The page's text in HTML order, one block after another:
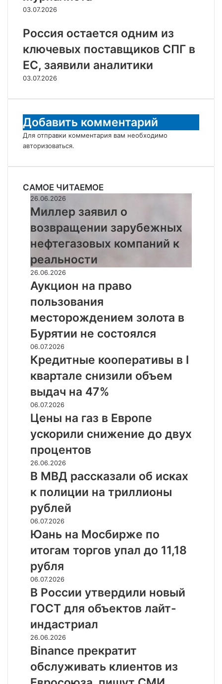
03.07.2026
Россия остается одним из
ключевых поставщиков СПГ в
ЕС, заявили аналитики
03.07.2026
Добавить комментарий
Для отправки комментария вам необходимо
авторизоваться.
САМОЕ ЧИТАЕМОЕ
Миллер
заявил
возвращении
зарубежных
нефтегазовых
компаний
к
реальности
26.06.2026
Миллер заявил о
возвращении зарубежных
нефтегазовых компаний к
реальности
Аукцион
на
право
пользования
месторождением
золота
в
Бурятии
не
состоялся
26.06.2026
Аукцион на право
пользования
месторождением золота в
Бурятии не состоялся
Кредитные
кооперативы
квартале
снизили
объем
выдач
47%
06.07.2026
Кредитные кооперативы в I
квартале снизили объем
выдач на 47%
Цены
на
газ
в
Европе
ускорили
снижение
до
процентов
06.07.2026
Цены на газ в Европе
ускорили снижение до двух
процентов
В
МВД
рассказали
об
исках
к
полиции
на
рублей
26.06.2026
В МВД рассказали об исках
к полиции на триллионы
рублей
Юань
на
Мосбирже
по
итогам
торгов
упал
до
11,18
рубля
06.07.2026
Юань на Мосбирже по
итогам торгов упал до 11,18
рубля
В
России
утвердили
новый
ГОСТ
для
объектов
лайт-
индастриал
06.07.2026
В России утвердили новый
ГОСТ для объектов лайт-
индастриал
Binance
прекратит
обслуживать
клиентов
из
26.06.2026
Binance прекратит
обслуживать клиентов из